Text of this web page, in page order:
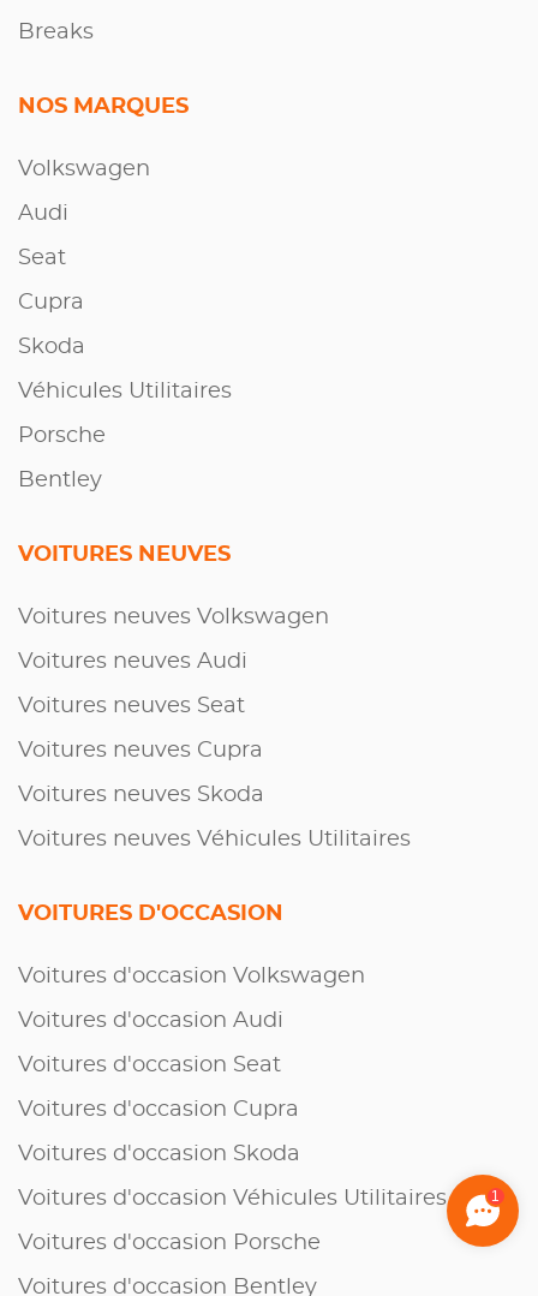
Breaks
NOS MARQUES
Volkswagen
Audi
Seat
Cupra
Skoda
Véhicules Utilitaires
Porsche
Bentley
VOITURES NEUVES
Voitures neuves Volkswagen
Voitures neuves Audi
Voitures neuves Seat
Voitures neuves Cupra
Voitures neuves Skoda
Voitures neuves Véhicules Utilitaires
VOITURES D'OCCASION
Voitures d'occasion Volkswagen
Voitures d'occasion Audi
Voitures d'occasion Seat
Voitures d'occasion Cupra
Voitures d'occasion Skoda
Voitures d'occasion Véhicules Utilitaires
Voitures d'occasion Porsche
Voitures d'occasion Bentley
1